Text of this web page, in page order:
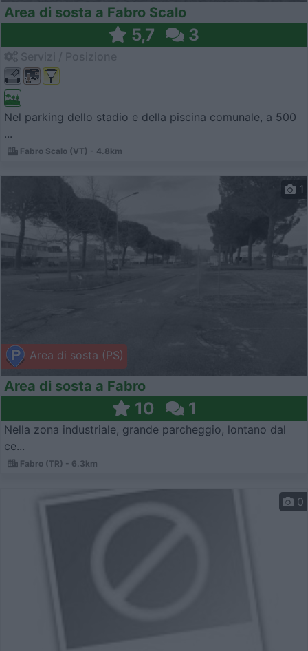
Area di sosta a Fabro Scalo
5,7 3
Nel parking dello stadio e della piscina comunale, a 500
...
Fabro Scalo (VT) - 4.8km
Area di sosta (PS)
1
Area di sosta a Fabro
10 1
Nella zona industriale, grande parcheggio, lontano dal
ce...
Fabro (TR) - 6.3km
0